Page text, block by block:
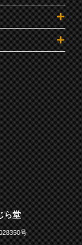
ら堂
号